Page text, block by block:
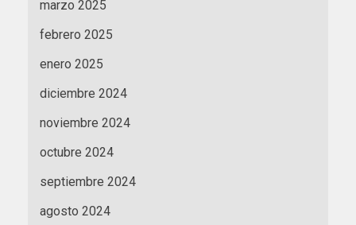
marzo 2025
febrero 2025
enero 2025
diciembre 2024
noviembre 2024
octubre 2024
septiembre 2024
agosto 2024